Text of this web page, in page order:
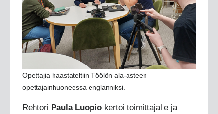
Opettajia haastateltiin Töölön ala-asteen
opettajainhuoneessa englanniksi.
Rehtori Paula Luopiokertoi toimittajalle ja